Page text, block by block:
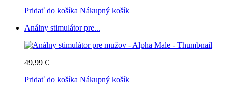
Pridať do košíka Nákupný košík
Análny stimulátor pre...
49,99 €
Pridať do košíka Nákupný košík